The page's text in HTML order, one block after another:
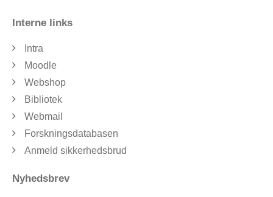
Interne links
Intra
Moodle
Webshop
Bibliotek
Webmail
Forskningsdatabasen
Anmeld sikkerhedsbrud
Nyhedsbrev